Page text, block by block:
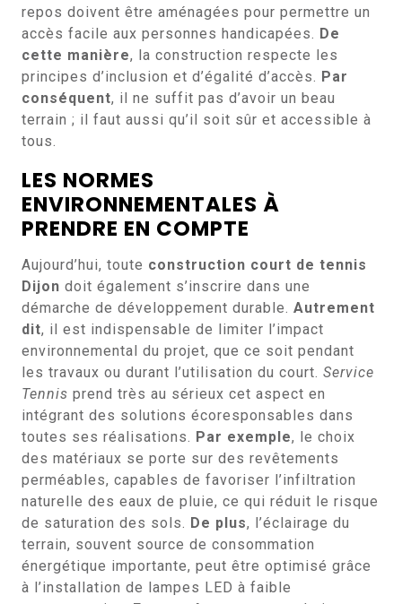
repos doivent être aménagées pour permettre un
accès facile aux personnes handicapées. De
cette manière, la construction respecte les
principes d’inclusion et d’égalité d’accès. Par
conséquent, il ne suffit pas d’avoir un beau
terrain ; il faut aussi qu’il soit sûr et accessible à
tous.
LES NORMES
ENVIRONNEMENTALES À
PRENDRE EN COMPTE
Aujourd’hui, toute construction court de tennis
Dijon doit également s’inscrire dans une
démarche de développement durable. Autrement
dit, il est indispensable de limiter l’impact
environnemental du projet, que ce soit pendant
les travaux ou durant l’utilisation du court. Service
Tennis prend très au sérieux cet aspect en
intégrant des solutions écoresponsables dans
toutes ses réalisations. Par exemple, le choix
des matériaux se porte sur des revêtements
perméables, capables de favoriser l’infiltration
naturelle des eaux de pluie, ce qui réduit le risque
de saturation des sols. De plus, l’éclairage du
terrain, souvent source de consommation
énergétique importante, peut être optimisé grâce
à l’installation de lampes LED à faible